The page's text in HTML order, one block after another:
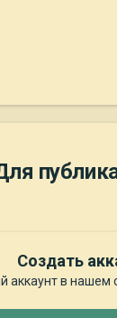
Создать
аккаунт в